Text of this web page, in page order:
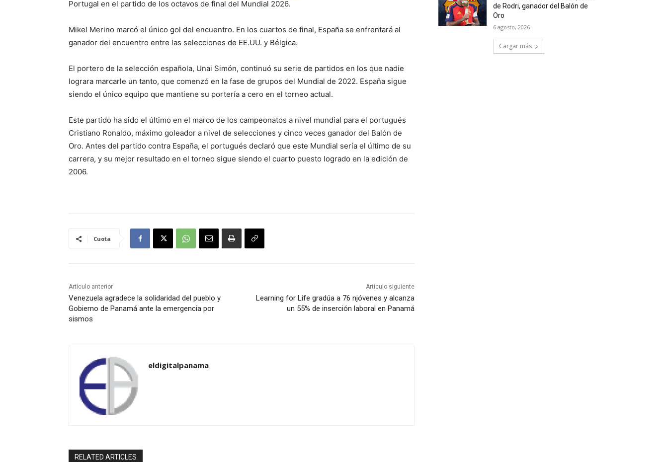
Portugal en el partido de los octavos de final del Mundial 2026.
Mikel Merino marcó el único gol del encuentro. En los cuartos de final, España se enfrentará al
ganador del encuentro entre las selecciones de EE.UU. y Bélgica.
El portero de la selección española, Unai Simón, continuó su serie de partidos en los que nadie
lograra marcarle un tanto, que comenzó en la fase de grupos del Mundial de 2022. España sigue
siendo el único equipo que mantiene su portería a cero en el torneo actual.
Este partido ha sido el último en el marco de los campeonatos a nivel mundial para el portugués
Cristiano Ronaldo, máximo goleador a nivel de selecciones y cinco veces ganador del Balón de
Oro. Antes del partido contra España, el portugués declaró que este Mundial sería el último de su
carrera, y su mejor resultado en el torneo sigue siendo el cuarto puesto logrado en la edición de
2006.
Cuota
Artículo anterior
Venezuela agradece la solidaridad del pueblo y
Gobierno de Panamá ante la emergencia por
sismos
Artículo siguiente
Learning for Life gradúa a 76 njóvenes y alcanza
un 55% de inserción laboral en Panamá
eldigitalpanama
RELATED ARTICLES
de Rodri, ganador del Balón de
Oro
6 agosto, 2026
Cargar más